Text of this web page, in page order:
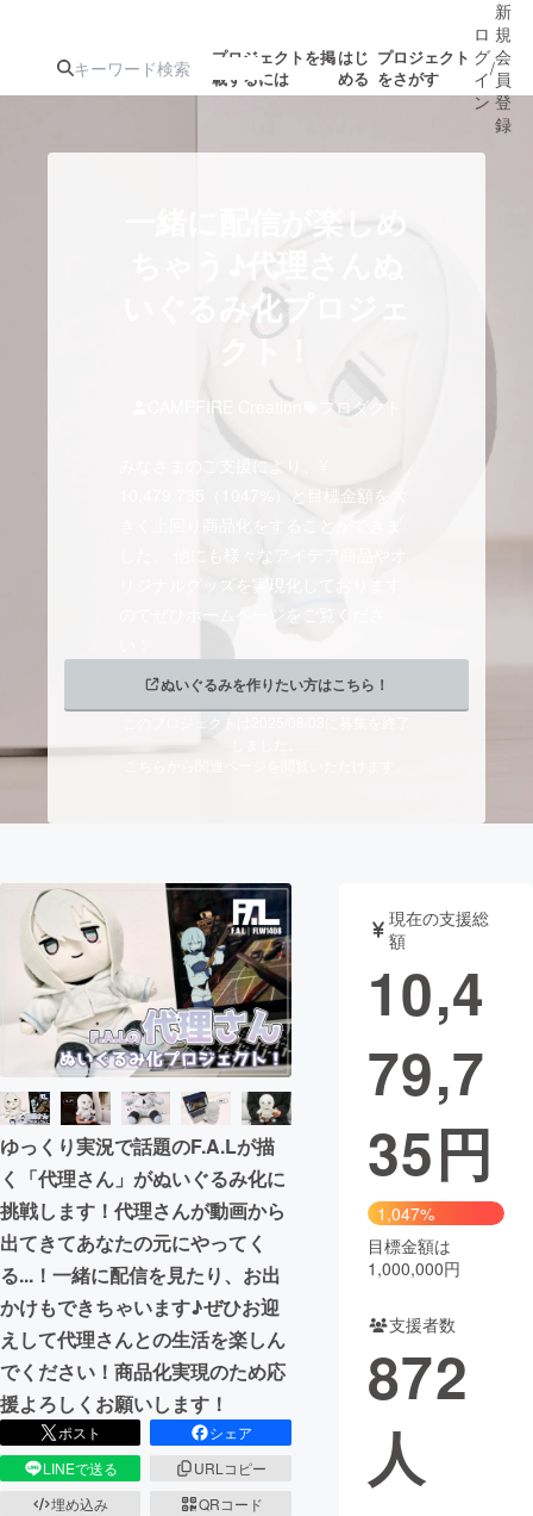
プロジェクトを掲
載するには
はじ
める
プロジェクト
をさがす
ロジェクト
テクノロジー・ガジェット
書籍・雑誌
まちづくり・地域活性化
CAMPFIREふるさと納税machi-yaコミュニティ
ロ
グ
イ
ン
/
新
規
会
員
登
録
一緒に配信が楽しめ
ちゃう♪代理さんぬ
いぐるみ化プロジェ
クト！
CAMPFIRE Creation プロダクト
みなさまのご支援により、¥
10,479,735（1047%）と目標金額を大
した。 他にも様々なアイデア商品やオ
リジナルグッズを実現化しております
のでぜひホームページをご覧くださ
ぬいぐるみを作りたい方はこちら！
ゆっくり実況で話題のF.A.Lが描
く「代理さん」がぬいぐるみ化に
挑戦します！代理さんが動画から
出てきてあなたの元にやってく
る...！一緒に配信を見たり、お出
かけもできちゃいます♪ぜひお迎
えして代理さんとの生活を楽しん
でください！商品化実現のため応
援よろしくお願いします！
ポスト
シェア
LINEで送る
URLコピー
埋め込み
QRコード
現在の支援総
額
10,4
79,7
35円
1,047%
目標金額は
1,000,000円
支援者数
872
人